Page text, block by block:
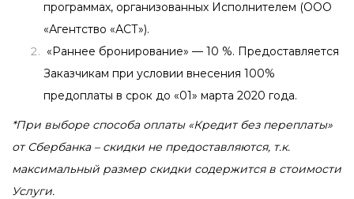
программах, организованных Исполнителем (ООО
«Агентство «АСТ»).
«Раннее бронирование» — 10 %. Предоставляется
Заказчикам при условии внесения 100%
предоплаты в срок до «01» марта 2020 года.
*При выборе способа оплаты «Кредит без переплаты»
от Сбербанка – скидки не предоставляются, т.к.
максимальный размер скидки содержится в стоимости
Услуги.